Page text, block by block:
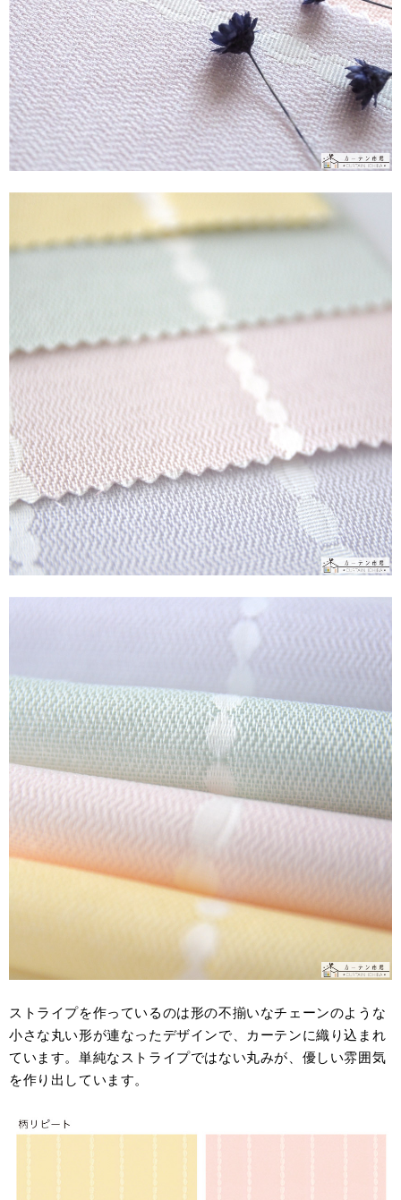
ストライプを作っているのは形の不揃いなチェーンのような
小さな丸い形が連なったデザインで、カーテンに織り込まれ
ています。単純なストライプではない丸みが、優しい雰囲気
を作り出しています。